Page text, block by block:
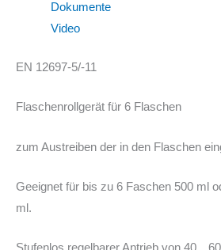
Dokumente
Video
EN 12697-5/-11
Flaschenrollgerät für 6 Flaschen
zum Austreiben der in den Flaschen
Geeignet für bis zu 6 Faschen 500 ml
ml.